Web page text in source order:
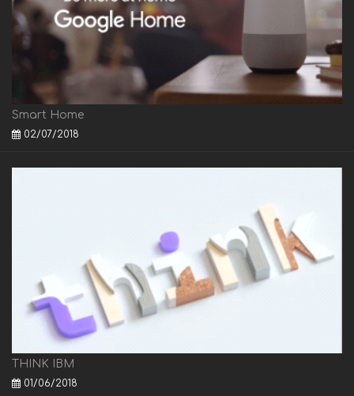
Smart Home
02/07/2018
THINK IBM
01/06/2018